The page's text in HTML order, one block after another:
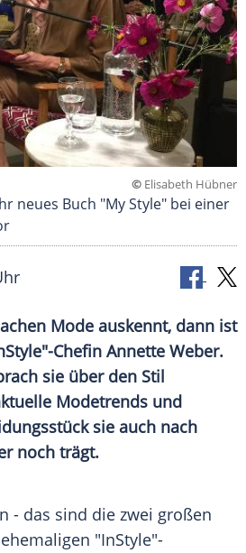
© Elisabeth Hübner
neues Buch "My Style" bei einer
Mode auskennt, dann ist
"-Chefin Annette Weber.
sie über den Stil
Modetrends und
sie auch nach
noch trägt.
- das sind die zwei großen
"InStyle"-